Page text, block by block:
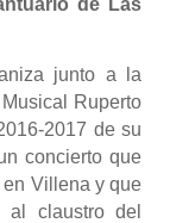
de Las
junto a la
Ruperto
2017 de su
concierto que
Villena y que
al claustro del